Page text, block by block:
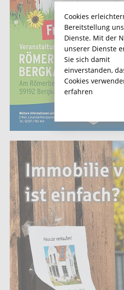
Cookies
Bereitstellung
Dienste. Mit der
unserer Dienste
Sie sich damit
einverstanden,
Cookies
erfahren